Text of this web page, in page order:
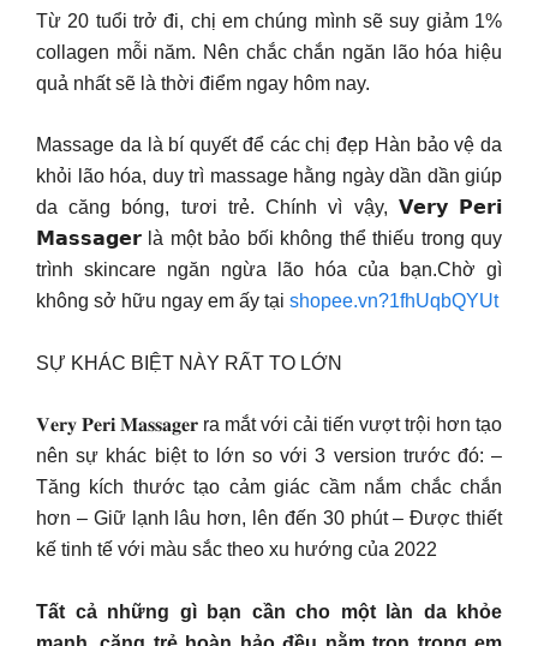
Từ 20 tuổi trở đi, chị em chúng mình sẽ suy giảm 1%
collagen mỗi năm. Nên chắc chắn ngăn lão hóa hiệu
quả nhất sẽ là thời điểm ngay hôm nay.
Massage da là bí quyết để các chị đẹp Hàn bảo vệ da
khỏi lão hóa, duy trì massage hằng ngày dần dần giúp
da căng bóng, tươi trẻ. Chính vì vậy, 𝗩𝗲𝗿𝘆 𝗣𝗲𝗿𝗶
𝗠𝗮𝘀𝘀𝗮𝗴𝗲𝗿 là một bảo bối không thể thiếu trong quy
trình skincare ngăn ngừa lão hóa của bạn.Chờ gì
không sở hữu ngay em ấy tại shopee.vn?1fhUqbQYUt
SỰ KHÁC BIỆT NÀY RẤT TO LỚN
𝐕𝐞𝐫𝐲 𝐏𝐞𝐫𝐢 𝐌𝐚𝐬𝐬𝐚𝐠𝐞𝐫 ra mắt với cải tiến vượt trội hơn tạo
nên sự khác biệt to lớn so với 3 version trước đó: –
Tăng kích thước tạo cảm giác cầm nắm chắc chắn
hơn – Giữ lạnh lâu hơn, lên đến 30 phút – Được thiết
kế tinh tế với màu sắc theo xu hướng của 2022
Tất cả những gì bạn cần cho một làn da khỏe